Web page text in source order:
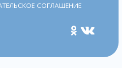
СОГЛАШЕНИЕ